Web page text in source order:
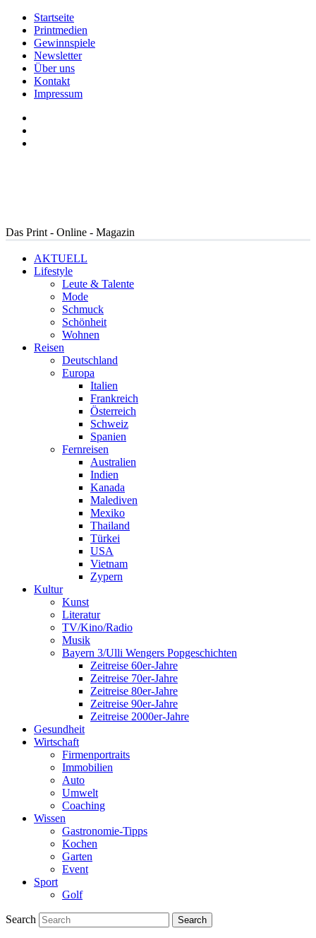
Startseite
Printmedien
Gewinnspiele
Newsletter
Über uns
Kontakt
Impressum
Das Print - Online - Magazin
AKTUELL
Lifestyle
Leute & Talente
Mode
Schmuck
Schönheit
Wohnen
Reisen
Deutschland
Europa
Italien
Frankreich
Österreich
Schweiz
Spanien
Fernreisen
Australien
Indien
Kanada
Malediven
Mexiko
Thailand
Türkei
USA
Vietnam
Zypern
Kultur
Kunst
Literatur
TV/Kino/Radio
Musik
Bayern 3/Ulli Wengers Popgeschichten
Zeitreise 60er-Jahre
Zeitreise 70er-Jahre
Zeitreise 80er-Jahre
Zeitreise 90er-Jahre
Zeitreise 2000er-Jahre
Gesundheit
Wirtschaft
Firmenportraits
Immobilien
Auto
Umwelt
Coaching
Wissen
Gastronomie-Tipps
Kochen
Garten
Event
Sport
Golf
Search